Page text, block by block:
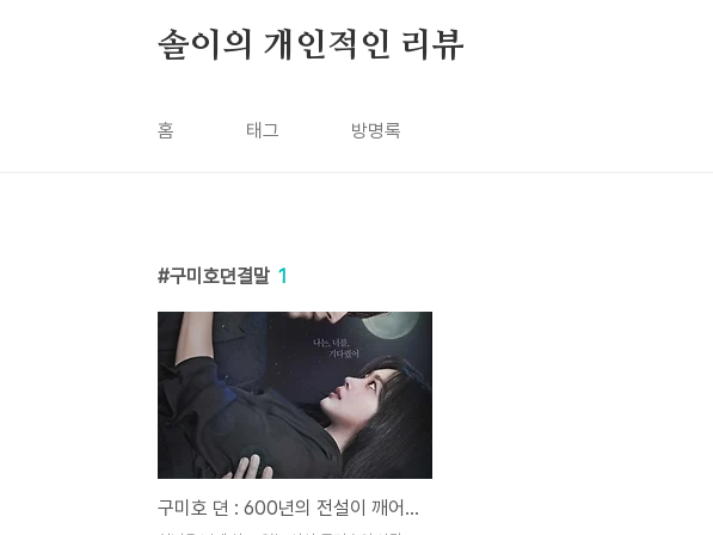
솔이의 개인적인 리뷰
홈 태그 방명록
구미호뎐결말 1
구미호 뎐 : 600년의 전설이 깨어난다.